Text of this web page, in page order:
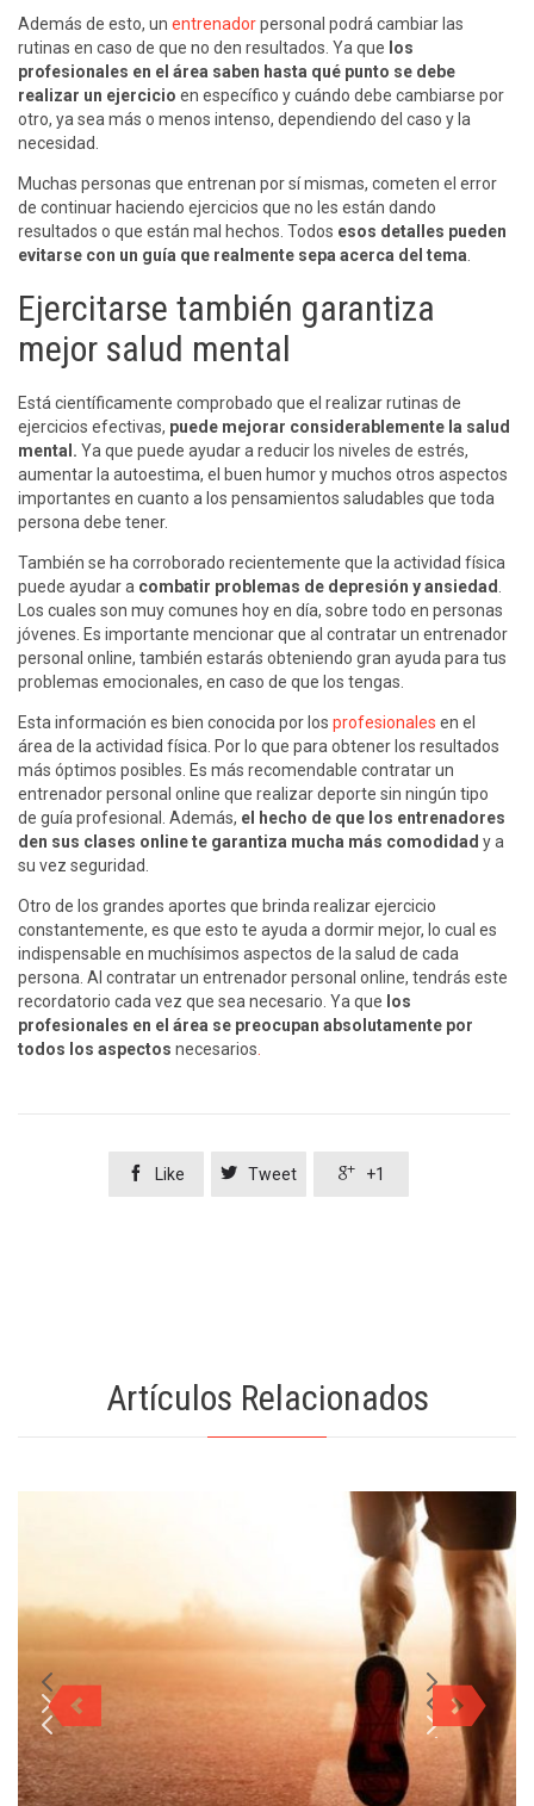
Además de esto, un entrenadorpersonal podrá cambiar las
rutinas en caso de que no den resultados. Ya que los
profesionales en el área saben hasta qué punto se debe
realizar un ejercicio en específico y cuándo debe cambiarse por
otro, ya sea más o menos intenso, dependiendo del caso y la
necesidad.
Muchas personas que entrenan por sí mismas, cometen el error
de continuar haciendo ejercicios que no les están dando
resultados o que están mal hechos. Todos esos detalles pueden
evitarse con un guía que realmente sepa acerca del tema
Ejercitarse también garantiza
mejor salud mental
Está científicamente comprobado que el realizar rutinas de
ejercicios efectivas, puede mejorar considerablemente la salud
mental. Ya que puede ayudar a reducir los niveles de estrés,
aumentar la autoestima, el buen humor y muchos otros aspectos
importantes en cuanto a los pensamientos saludables que toda
persona debe tener.
También se ha corroborado recientemente que la actividad física
puede ayudar a combatir problemas de depresión y ansiedad
Los cuales son muy comunes hoy en día, sobre todo en personas
jóvenes. Es importante mencionar que al contratar un entrenador
personal online, también estarás obteniendo gran ayuda para tus
problemas emocionales, en caso de que los tengas.
Esta información es bien conocida por los profesionales en el
área de la actividad física. Por lo que para obtener los resultados
más óptimos posibles. Es más recomendable contratar un
entrenador personal online que realizar deporte sin ningún tipo
de guía profesional. Además, el hecho de que los entrenadores
den sus clases online te garantiza mucha más comodidad y a
su vez seguridad.
Otro de los grandes aportes que brinda realizar ejercicio
constantemente, es que esto te ayuda a dormir mejor, lo cual es
indispensable en muchísimos aspectos de la salud de cada
persona. Al contratar un entrenador personal online, tendrás este
recordatorio cada vez que sea necesario. Ya que los
profesionales en el área se preocupan absolutamente por
todos los aspectos necesarios
 Like  Tweet  +1
Artículos Relacionados